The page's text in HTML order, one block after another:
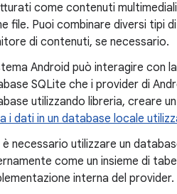
come contenuti
file. Puoi combinare diversi tipi
di contenuti, se necessario.
Android può interagire con
SQLite che i provider di
utilizzando libreria, creare
i dati in un database locale
è necessario utilizzare un
come un insieme di
interna del provider.